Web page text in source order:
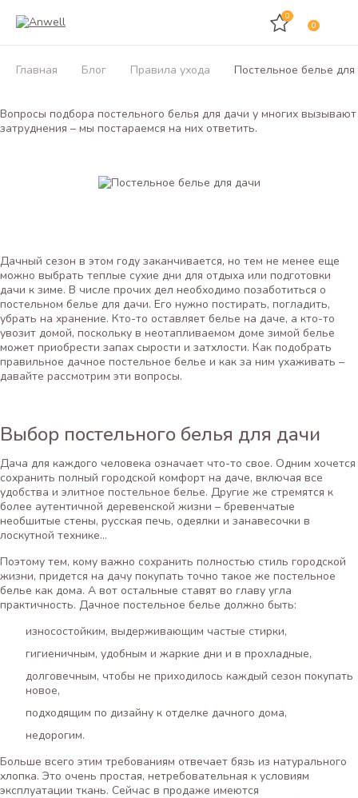
0
0
Главная Блог Правила ухода Постельное белье для
Вопросы подбора постельного белья для дачи у многих вызывают
затруднения – мы постараемся на них ответить.
Дачный сезон в этом году заканчивается, но тем не менее еще
можно выбрать теплые сухие дни для отдыха или подготовки
дачи к зиме. В числе прочих дел необходимо позаботиться о
постельном белье для дачи. Его нужно постирать, погладить,
убрать на хранение. Кто-то оставляет белье на даче, а кто-то
увозит домой, поскольку в неотапливаемом доме зимой белье
может приобрести запах сырости и затхлости. Как подобрать
правильное дачное постельное белье и как за ним ухаживать –
давайте рассмотрим эти вопросы.
Выбор постельного белья для дачи
Дача для каждого человека означает что-то свое. Одним хочется
сохранить полный городской комфорт на даче, включая все
удобства и элитное постельное белье. Другие же стремятся к
более аутентичной деревенской жизни – бревенчатые
необшитые стены, русская печь, одеялки и занавесочки в
лоскутной технике…
Поэтому тем, кому важно сохранить полностью стиль городской
жизни, придется на дачу покупать точно такое же постельное
белье как дома. А вот остальные ставят во главу угла
практичность. Дачное постельное белье должно быть:
износостойким, выдерживающим частые стирки,
гигиеничным, удобным и жаркие дни и в прохладные,
долговечным, чтобы не приходилось каждый сезон покупать
новое,
подходящим по дизайну к отделке дачного дома,
недорогим.
Больше всего этим требованиям отвечает бязь из натурального
хлопка. Это очень простая, нетребовательная к условиям
эксплуатации ткань. Сейчас в продаже имеются